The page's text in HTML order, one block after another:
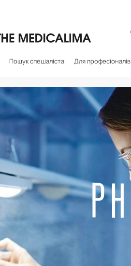
Пошук спеціаліста Для професіоналів